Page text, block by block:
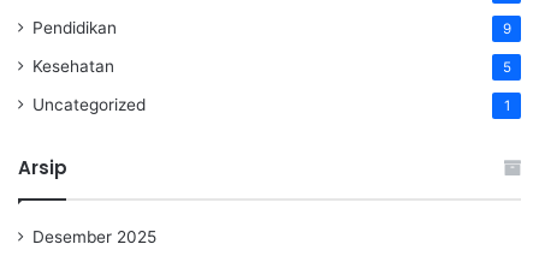
Pendidikan 9
Kesehatan 5
Uncategorized 1
Arsip
Desember 2025